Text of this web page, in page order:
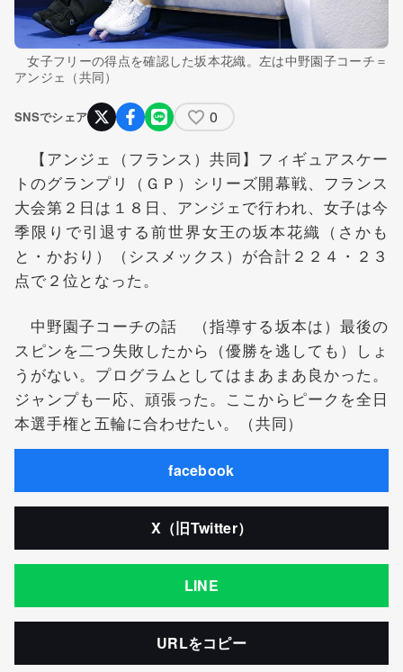
女子フリーの得点を確認した坂本花織。左は中野園子コーチ＝
アンジェ（共同）
SNSでシェア 0
【アンジェ（フランス）共同】フィギュアスケー
トのグランプリ（ＧＰ）シリーズ開幕戦、フランス
大会第２日は１８日、アンジェで行われ、女子は今
季限りで引退する前世界女王の坂本花織 （さかも
と・かおり）（シスメックス）が合計２２４・２３
点で２位となった。
中野園子コーチの話 （指導する坂本は）最後の
スピンを二つ失敗したから（優勝を逃しても）しょ
うがない。プログラムとしてはまあまあ良かった。
ジャンプも一応、頑張った。ここからピークを全日
本選手権と五輪に合わせたい。（共同）
facebook
X（旧Twitter）
LINE
URLをコピー